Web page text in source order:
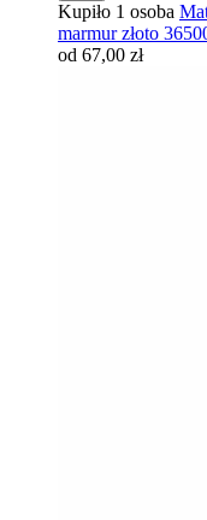
Kupiło 1 osoba
marmur złoto
od 67,00 zł